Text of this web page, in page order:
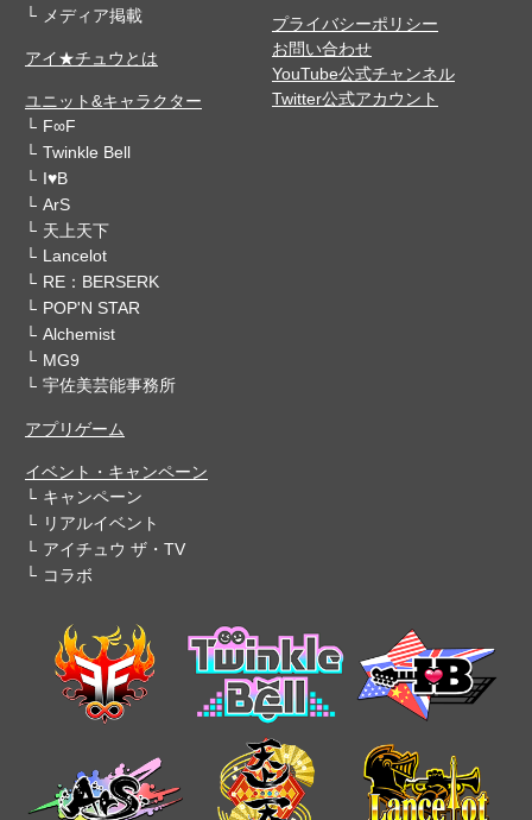
メディア掲載
アイ★チュウとは
ユニット&キャラクター
F∞F
Twinkle Bell
I♥B
ArS
天上天下
Lancelot
RE：BERSERK
POP'N STAR
Alchemist
MG9
宇佐美芸能事務所
アプリゲーム
イベント・キャンペーン
キャンペーン
リアルイベント
アイチュウ ザ・TV
コラボ
プライバシーポリシー
お問い合わせ
YouTube公式チャンネル
Twitter公式アカウント